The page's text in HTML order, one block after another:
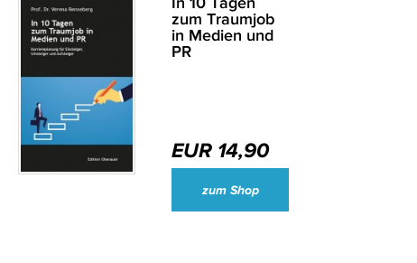
Wirtschaftsjournalisten und Unternehmenssprecher des Jahres 2024
zum Traumjob
in Medien und
PR
EUR 14,90
zum Shop